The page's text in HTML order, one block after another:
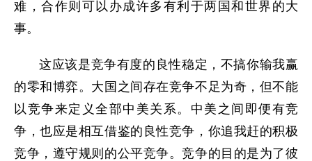
难，合作则可以办成许多有利于两国和世界的大
事。
这应该是竞争有度的良性稳定，不搞你输我赢
的零和博弈。大国之间存在竞争不足为奇，但不能
以竞争来定义全部中美关系。中美之间即便有竞
争，也应是相互借鉴的良性竞争，你追我赶的积极
竞争，遵守规则的公平竞争。竞争的目的是为了彼